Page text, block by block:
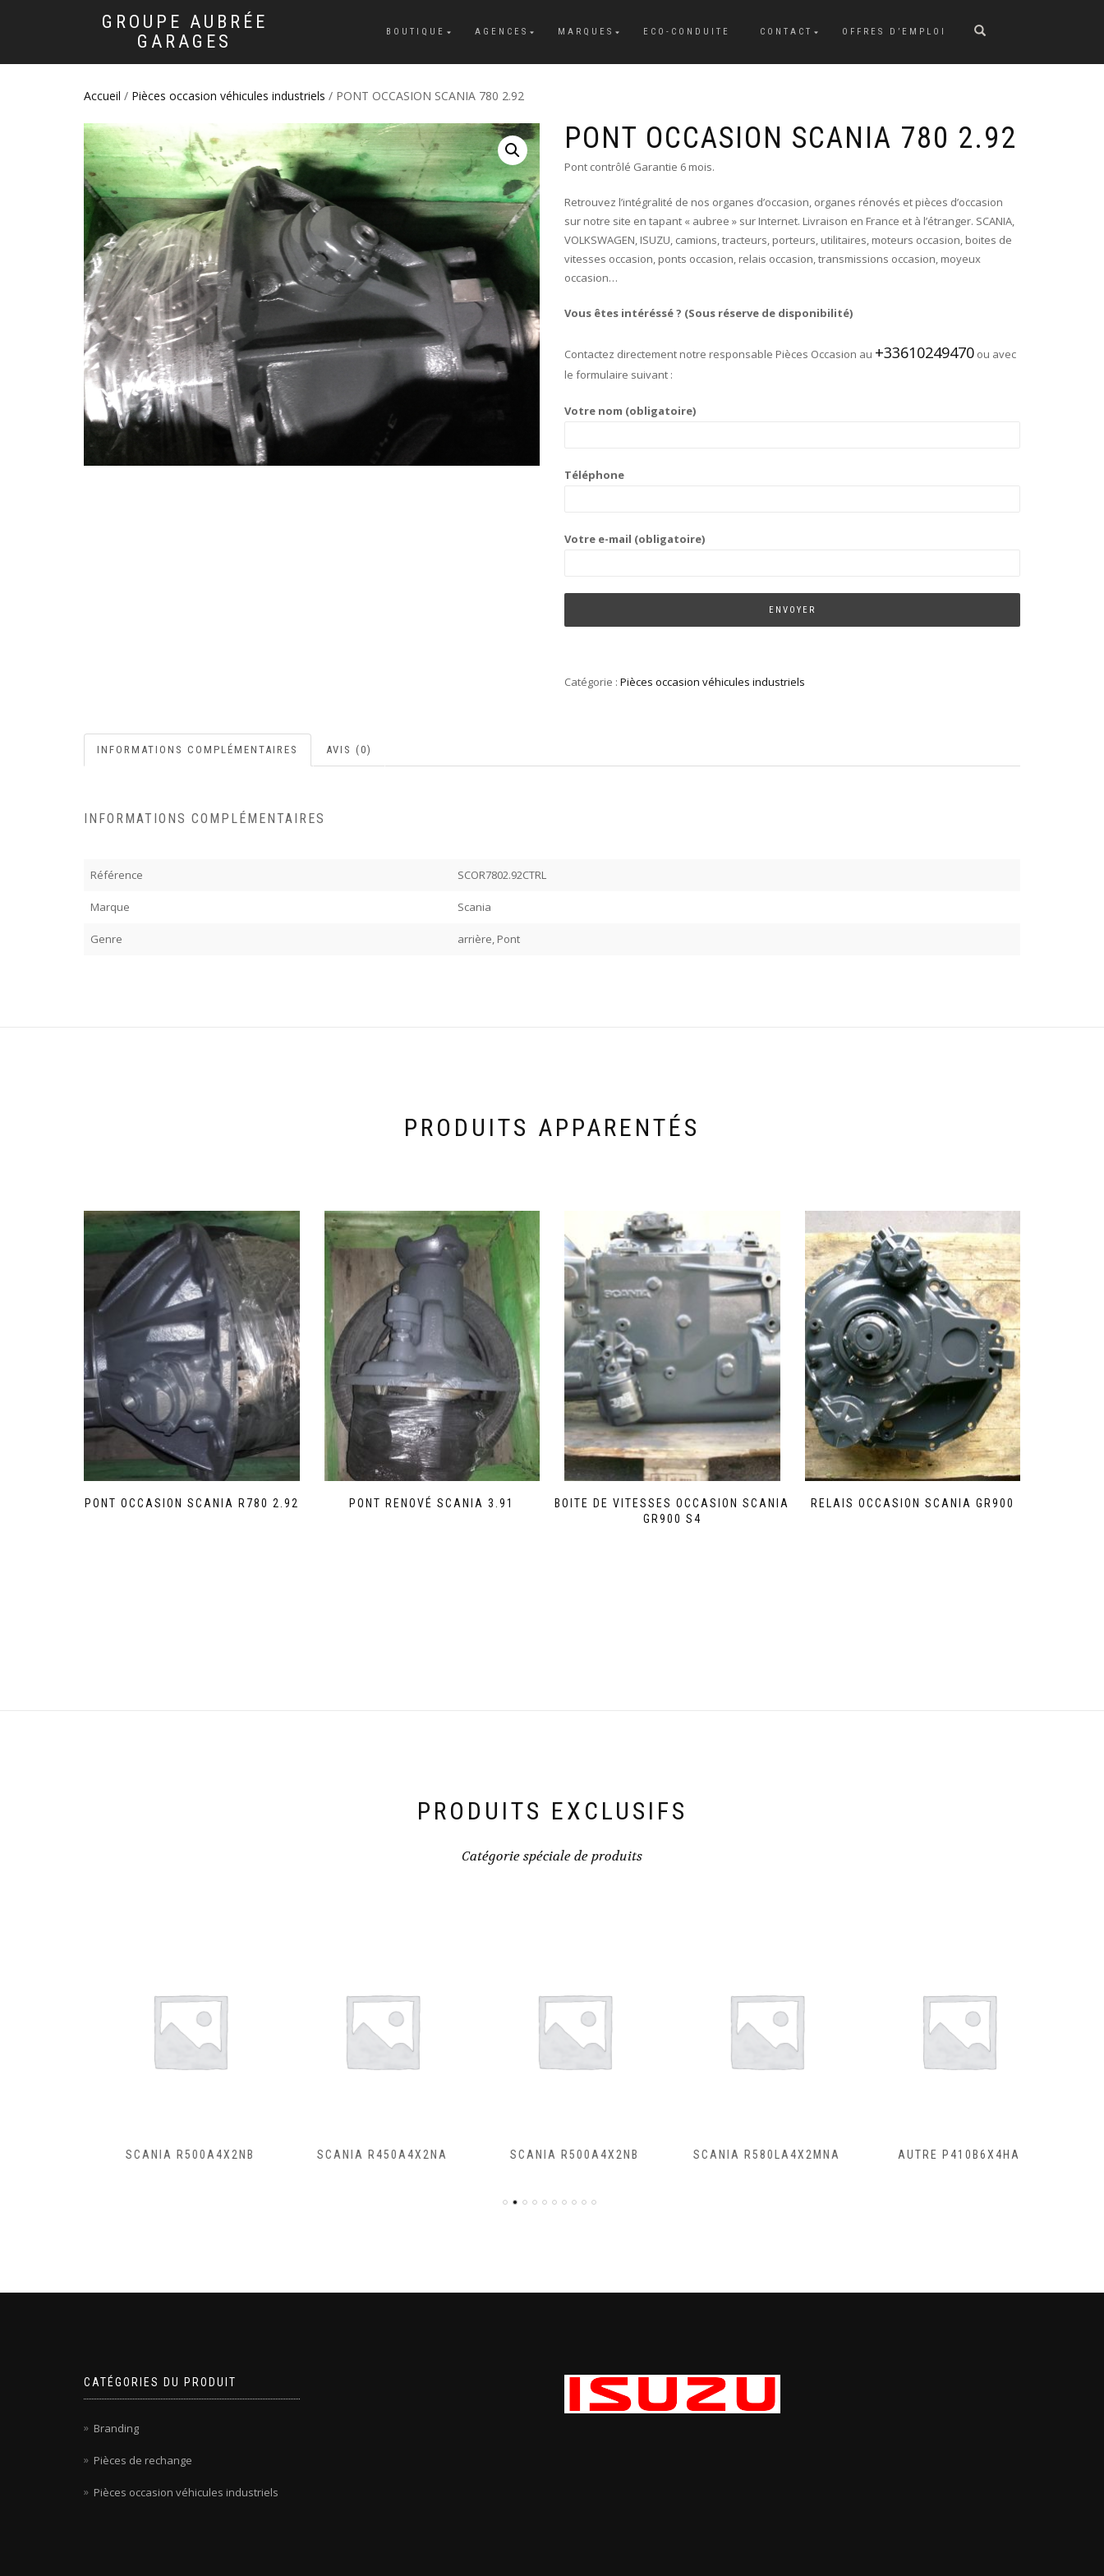
GROUPE AUBRÉE
GARAGES
BOUTIQUE AGENCES MARQUES ECO-CONDUITE CONTACT OFFRES D’EMPLOI
Accueil / Pièces occasion véhicules industriels / PONT OCCASION SCANIA 780 2.92
PONT OCCASION SCANIA 780 2.92
Pont contrôlé Garantie 6 mois.
Retrouvez l’intégralité de nos organes d’occasion, organes rénovés et pièces d’occasion
sur notre site en tapant « aubree » sur Internet. Livraison en France et à l’étranger. SCANIA,
VOLKSWAGEN, ISUZU, camions, tracteurs, porteurs, utilitaires, moteurs occasion, boites de
vitesses occasion, ponts occasion, relais occasion, transmissions occasion, moyeux
occasion…
Vous êtes intéréssé ? (Sous réserve de disponibilité)
Contactez directement notre responsable Pièces Occasion au +33610249470 ou avec
le formulaire suivant :
Votre nom (obligatoire)
Téléphone
Votre e-mail (obligatoire)
Catégorie : Pièces occasion véhicules industriels
INFORMATIONS COMPLÉMENTAIRES AVIS (0)
INFORMATIONS COMPLÉMENTAIRES
Référence SCOR7802.92CTRL
Marque Scania
Genre arrière, Pont
PRODUITS APPARENTÉS
PONT OCCASION SCANIA R780 2.92 PONT RENOVÉ SCANIA 3.91
BOITE DE VITESSES OCCASION SCANIA
GR900 S4
RELAIS OCCASION SCANIA GR900
PRODUITS EXCLUSIFS
Catégorie spéciale de produits
SCANIA R500A4X2NB SCANIA R450A4X2NA SCANIA R500A4X2NB SCANIA R580LA4X2MNA AUTRE P410B6X4HA
CATÉGORIES DU PRODUIT
Branding
Pièces de rechange
Pièces occasion véhicules industriels